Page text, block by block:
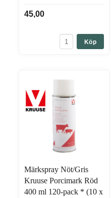
45,00
Köp
Märkspray Nöt/Gris
Kruuse Porcimark Röd
400 ml 120-pack * (10 x